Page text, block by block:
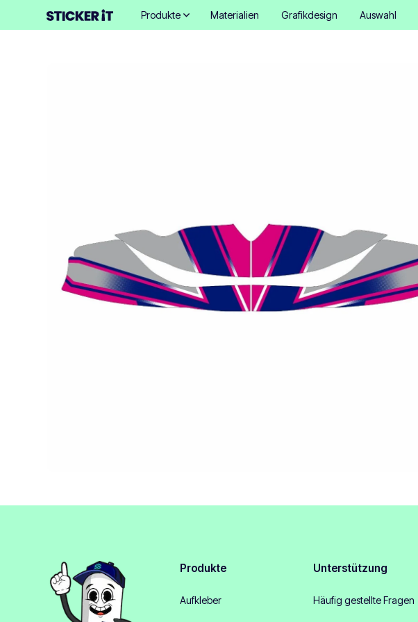
Produkte Materialien Grafikdesign Auswahl
Produkte
Aufkleber
Unterstützung
Häufig gestellte Fragen